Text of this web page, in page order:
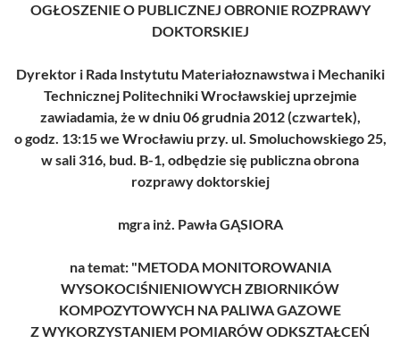
OGŁOSZENIE O PUBLICZNEJ OBRONIE ROZPRAWY
DOKTORSKIEJ
Dyrektor i Rada Instytutu Materiałoznawstwa i Mechaniki
Technicznej Politechniki Wrocławskiej uprzejmie
zawiadamia, że w dniu 06 grudnia 2012 (czwartek),
o godz. 13:15 we Wrocławiu przy. ul. Smoluchowskiego 25,
w sali 316, bud. B-1, odbędzie się publiczna obrona
rozprawy doktorskiej
mgra inż. Pawła GĄSIORA
na temat: "METODA MONITOROWANIA
WYSOKOCIŚNIENIOWYCH ZBIORNIKÓW
KOMPOZYTOWYCH NA PALIWA GAZOWE
Z WYKORZYSTANIEM POMIARÓW ODKSZTAŁCEŃ